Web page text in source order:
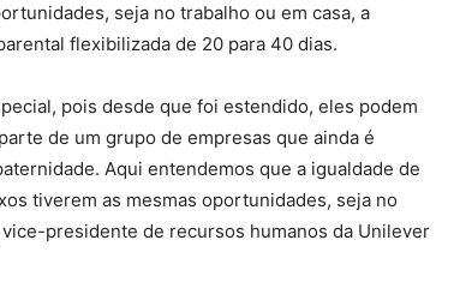
seja no trabalho ou em casa, a
flexibilizada de 20 para 40 dias.
pois desde que foi estendido, eles podem
de um grupo de empresas que ainda é
Aqui entendemos que a igualdade de
tiverem as mesmas oportunidades, seja no
presidente de recursos humanos da Unilever